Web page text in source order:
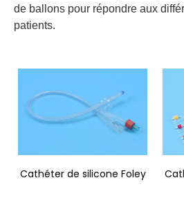
de ballons pour répondre aux
patients.
Cathéter de silicone Foley